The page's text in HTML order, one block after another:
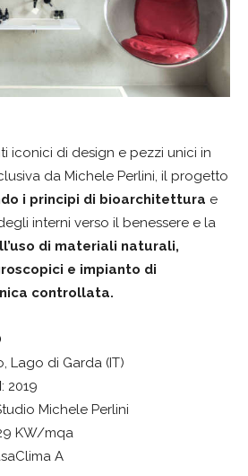
iconici di design e pezzi unici in
da Michele Perlini, il progetto
i principi di bioarchitettura e
interni verso il benessere e la
di materiali naturali,
e impianto di
controllata.
Lago di Garda (IT)
: 2019
Michele Perlini
KW/mqa
A